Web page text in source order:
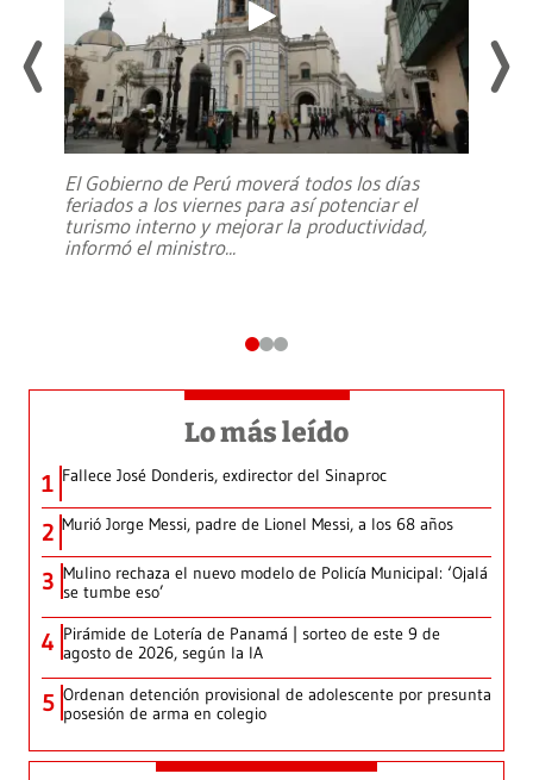
El Gobierno de Perú moverá todos los días
feriados a los viernes para así potenciar el
turismo interno y mejorar la productividad,
informó el ministro...
Lo más leído
1 Fallece José Donderis, exdirector del Sinaproc
2 Murió Jorge Messi, padre de Lionel Messi, a los 68 años
3 Mulino rechaza el nuevo modelo de Policía Municipal: ‘Ojalá
se tumbe eso’
4 Pirámide de Lotería de Panamá | sorteo de este 9 de
agosto de 2026, según la IA
5 Ordenan detención provisional de adolescente por presunta
posesión de arma en colegio